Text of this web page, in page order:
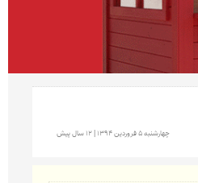
چهارشنبه 5 فروردين 1394 | 12 سال پیش